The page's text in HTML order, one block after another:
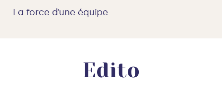
La force d’une équipe
Edito